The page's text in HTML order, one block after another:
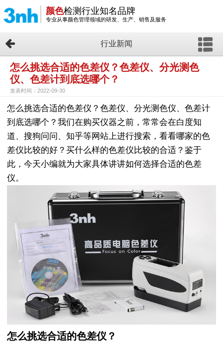
颜色检测行业知名品牌
专业从事颜色管理领域的研发、生产、销售及服务
行业新闻
怎么挑选合适的色差仪？色差仪、分光测色
仪、色差计到底选哪个？
发表时间：2022-09-30
怎么挑选合适的色差仪？色差仪、分光测色仪、色差计
到底选哪个？我们在购买仪器之前，常常会在白度知
道、搜狗问问、知乎等网站上进行搜索，看看哪家的色
差仪比较的好？买什么样的色差仪比较的合适？鉴于
此，今天小编就为大家具体讲讲如何选择合适的色差
仪。
怎么挑选合适的色差仪？